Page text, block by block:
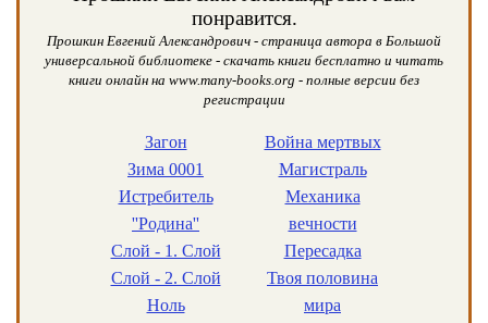
понравится.
Прошкин Евгений Александрович - страница автора в Большой
универсальной библиотеке - скачать книги бесплатно и читать
книги онлайн на www.many-books.org - полные версии без
регистрации
Загон
Зима 0001
Истребитель
''Родина''
Слой - 1. Слой
Слой - 2. Слой
Ноль
Война мертвых
Магистраль
Механика
вечности
Пересадка
Твоя половина
мира